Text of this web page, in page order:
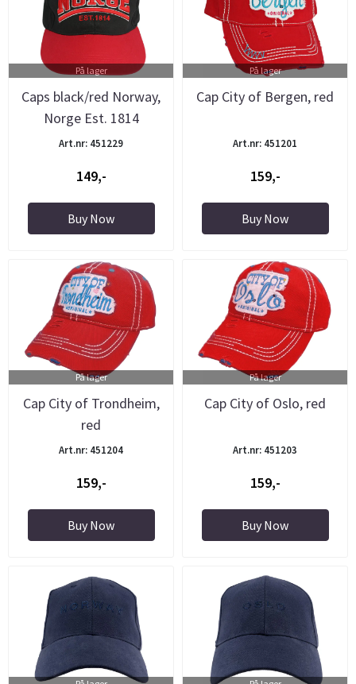
På lager
Caps black/red Norway,
Norge Est. 1814
Art.nr: 451229
149,-
Buy Now
På lager
Cap City of Bergen, red
Art.nr: 451201
159,-
Buy Now
På lager
Cap City of Trondheim,
red
Art.nr: 451204
159,-
Buy Now
På lager
Cap City of Oslo, red
Art.nr: 451203
159,-
Buy Now